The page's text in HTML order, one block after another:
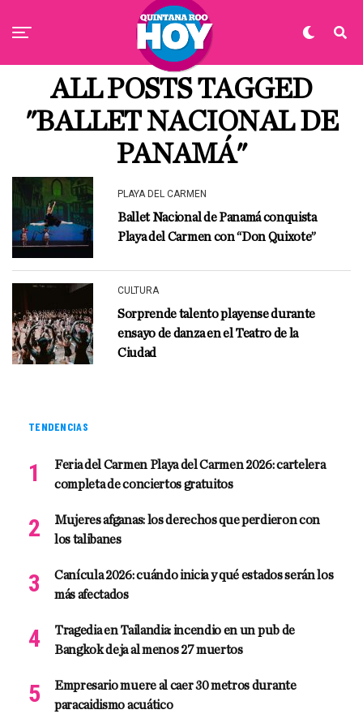
ALL POSTS TAGGED
"BALLET NACIONAL DE
PANAMÁ"
PLAYA DEL CARMEN
Ballet Nacional de Panamá conquista
Playa del Carmen con “Don Quixote”
CULTURA
Sorprende talento playense durante
ensayo de danza en el Teatro de la
Ciudad
TENDENCIAS
Feria del Carmen Playa del Carmen 2026: cartelera
completa de conciertos gratuitos
Mujeres afganas: los derechos que perdieron con
los talibanes
Canícula 2026: cuándo inicia y qué estados serán los
más afectados
Tragedia en Tailandia: incendio en un pub de
Bangkok deja al menos 27 muertos
Empresario muere al caer 30 metros durante
paracaidismo acuático